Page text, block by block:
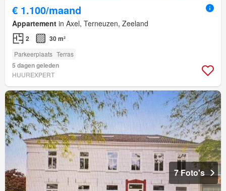
€ 1.100/maand
Appartement in Axel, Terneuzen, Zeeland
2 30 m²
Parkeerplaats Terras
5 dagen geleden
HUUREXPERT
7 Foto's